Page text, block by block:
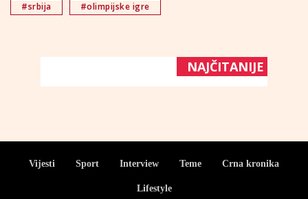
#srbija
#olimpijske igre
NAJČITANIJE
Vijesti Sport Interview Teme Crna kronika
Lifestyle